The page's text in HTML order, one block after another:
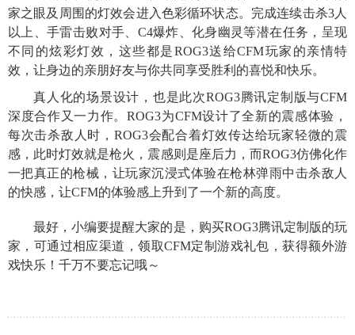
家之眼及周围的灯效会进入色彩循环状态。完成连续击杀3人
以上、手雷击败对手、C4爆炸、化身幽灵等潜在任务，呈现
不同的炫彩灯效，这些都是ROG3送给CFM玩家的亲情特
效，让身边的亲朋好友与你共同享受胜利的喜悦和快乐。
真人化的场景设计，也是此次ROG3腾讯定制版与CFM
深度合作又一力作。ROG3为CFM设计了全新的震感体验，
每次击杀敌人时，ROG3会配合着灯效传达给玩家轻微的震
感，此时灯效就是枪火，震感则是座后力，而ROG3仿佛化作
一把真正的枪械，让玩家沉浸式体验在枪林弹雨中击杀敌人
的快感，让CFM的体验感上升到了一个新的高度。
最好，小编要提醒大家的是，购买ROG3腾讯定制版的玩
家，可通过相应渠道，领取CFM定制游戏礼包，获得额外游
戏快乐！千万不要忘记哦～